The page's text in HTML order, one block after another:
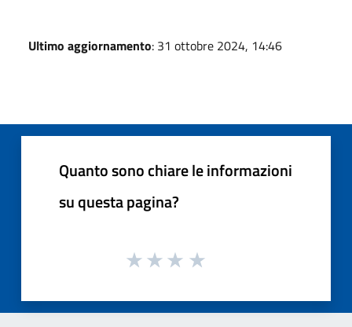
Ultimo aggiornamento: 31 ottobre 2024, 14:46
Quanto sono chiare le informazioni
su questa pagina?